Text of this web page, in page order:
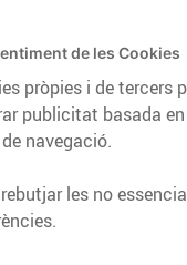
correu electrònic al
canvi. En cas de no
de les Cookies
pròpies i de tercers
publicitat basada
navegació.
les no